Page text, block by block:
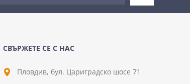
СВЪРЖЕТЕ СЕ С НАС
Пловдив, бул. Цариградско шосе 71